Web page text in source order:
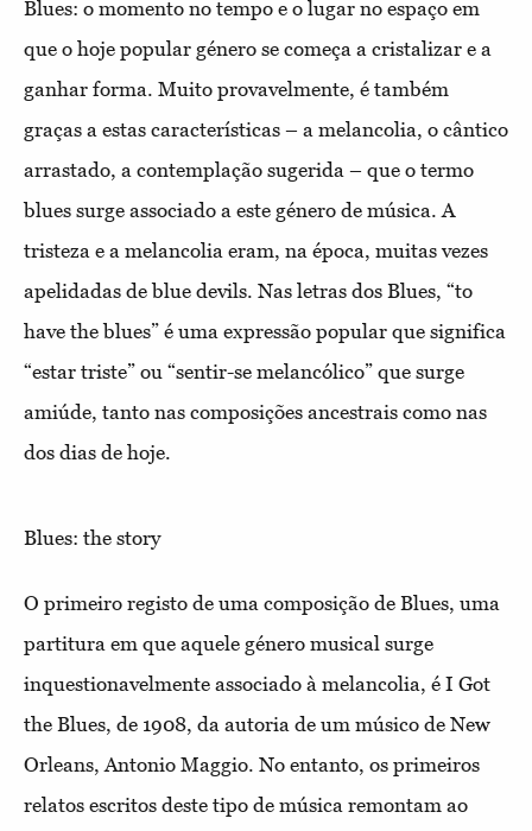
Blues: o momento no tempo e o lugar no espaço em
que o hoje popular género se começa a cristalizar e a
ganhar forma. Muito provavelmente, é também
graças a estas características – a melancolia, o cântico
arrastado, a contemplação sugerida – que o termo
blues surge associado a este género de música. A
tristeza e a melancolia eram, na época, muitas vezes
apelidadas de blue devils. Nas letras dos Blues, “to
have the blues” é uma expressão popular que significa
“estar triste” ou “sentir-se melancólico” que surge
amiúde, tanto nas composições ancestrais como nas
dos dias de hoje.
Blues: the story
O primeiro registo de uma composição de Blues, uma
partitura em que aquele género musical surge
inquestionavelmente associado à melancolia, é I Got
the Blues, de 1908, da autoria de um músico de New
Orleans, Antonio Maggio. No entanto, os primeiros
relatos escritos deste tipo de música remontam ao